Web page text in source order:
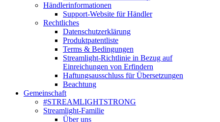
Händlerinformationen
Support-Website für Händler
Rechtliches
Datenschutzerklärung
Produktpatentliste
Terms & Bedingungen
Streamlight-Richtlinie in Bezug auf
Einreichungen von Erfindern
Haftungsausschluss für Übersetzungen
Beachtung
Gemeinschaft
#STREAMLIGHTSTRONG
Streamlight-Familie
Über uns